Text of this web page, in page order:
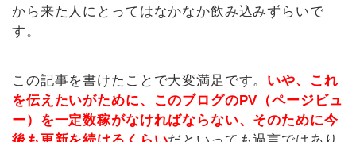
から来た人にとってはなかなか飲み込みずらいで
す。
この記事を書けたことで大変満足です。 いや、これ
を伝えたいがために、このブログのPV（ページビュ
ー）を一定数稼がなければならない、そのために今